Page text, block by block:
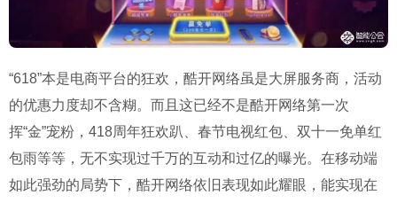
“618”本是电商平台的狂欢，酷开网络虽是大屏服务商，活动
的优惠力度却不含糊。而且这已经不是酷开网络第一次
挥“金”宠粉，418周年狂欢趴、春节电视红包、双十一免单红
包雨等等，无不实现过千万的互动和过亿的曝光。在移动端
如此强劲的局势下，酷开网络依旧表现如此耀眼，能实现在